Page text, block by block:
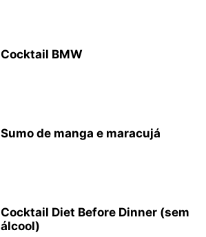
Cocktail BMW
Sumo de manga e maracujá
Cocktail Diet Before Dinner (sem
álcool)